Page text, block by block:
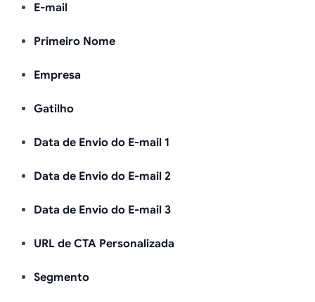
E-mail
Primeiro Nome
Empresa
Gatilho
Data de Envio do E-mail 1
Data de Envio do E-mail 2
Data de Envio do E-mail 3
URL de CTA Personalizada
Segmento